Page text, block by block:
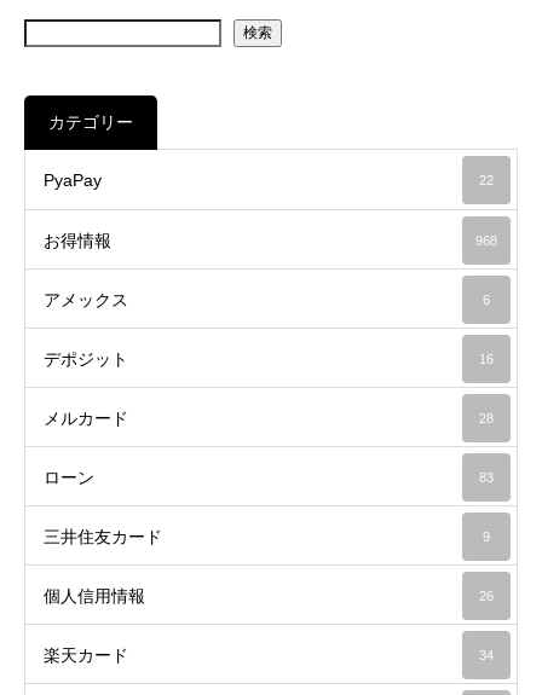
検索
カテゴリー
PyaPay 22
お得情報 968
アメックス 6
デポジット 16
メルカード 28
ローン 83
三井住友カード 9
個人信用情報 26
楽天カード 34